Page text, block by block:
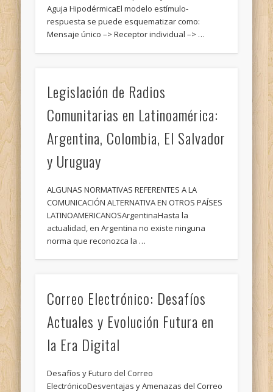
Aguja HipodérmicaEl modelo estímulo-
respuesta se puede esquematizar como:
Mensaje único –> Receptor individual –> …
Legislación de Radios
Comunitarias en Latinoamérica:
Argentina, Colombia, El Salvador
y Uruguay
ALGUNAS NORMATIVAS REFERENTES A LA
COMUNICACIÓN ALTERNATIVA EN OTROS PAÍSES
LATINOAMERICANOSArgentinaHasta la
actualidad, en Argentina no existe ninguna
norma que reconozca la …
Correo Electrónico: Desafíos
Actuales y Evolución Futura en
la Era Digital
Desafíos y Futuro del Correo
ElectrónicoDesventajas y Amenazas del Correo